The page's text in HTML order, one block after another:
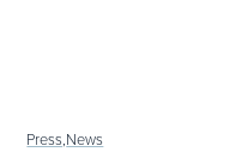
Press,News